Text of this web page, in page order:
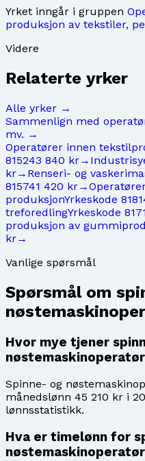
Yrket inngår i gruppen
produksjon av tekstiler,
Videre
Relaterte yrker
Alle yrker →
Sammenlign med
mv. →
Operatører innen
815243 840 kr→
kr→ Renseri- og
815741 420 kr→
produksjonYrkeskode 8181
treforedlingYrkeskode 8171
produksjon av
kr→
Vanlige spørsmål
Spørsmål om
Hvor mye tjener
Spinne- og
månedslønn 45 210 kr i
lønnsstatistikk.
Hva er timelønn for